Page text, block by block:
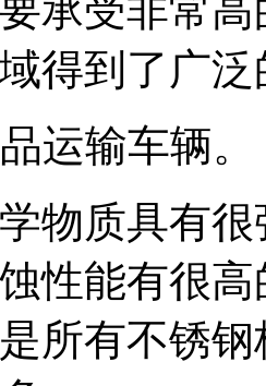
承受非常
得到了广
输车辆。
质具有很
性能有很
所有不锈